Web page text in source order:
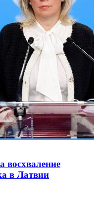
восхваление
в Латвии